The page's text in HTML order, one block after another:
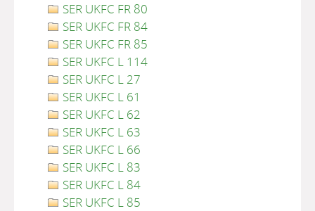
SER UKFC FR 80
SER UKFC FR 84
SER UKFC FR 85
SER UKFC L 114
SER UKFC L 27
SER UKFC L 61
SER UKFC L 62
SER UKFC L 63
SER UKFC L 66
SER UKFC L 83
SER UKFC L 84
SER UKFC L 85